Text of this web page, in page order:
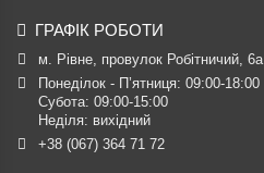
ГРАФІК РОБОТИ
м. Рівне, провулок Робітничий, 6а
Понеділок - П’ятниця: 09:00-18:00
Субота: 09:00-15:00
Неділя: вихідний
+38 (067) 364 71 72